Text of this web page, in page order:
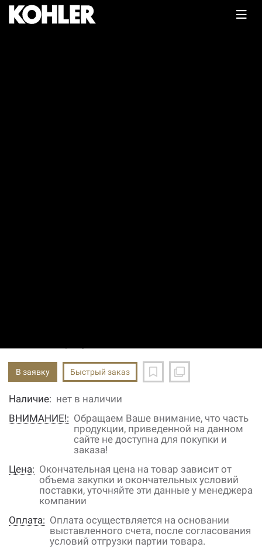
В заявку Быстрый заказ
Наличие: нет в наличии
ВНИМАНИЕ!: Обращаем Ваше внимание, что часть
продукции, приведенной на данном
сайте не доступна для покупки и
заказа!
Цена: Окончательная цена на товар зависит от
объема закупки и окончательных условий
поставки, уточняйте эти данные у менеджера
компании
Оплата: Оплата осуществляется на основании
выставленного счета, после согласования
условий отгрузки партии товара.